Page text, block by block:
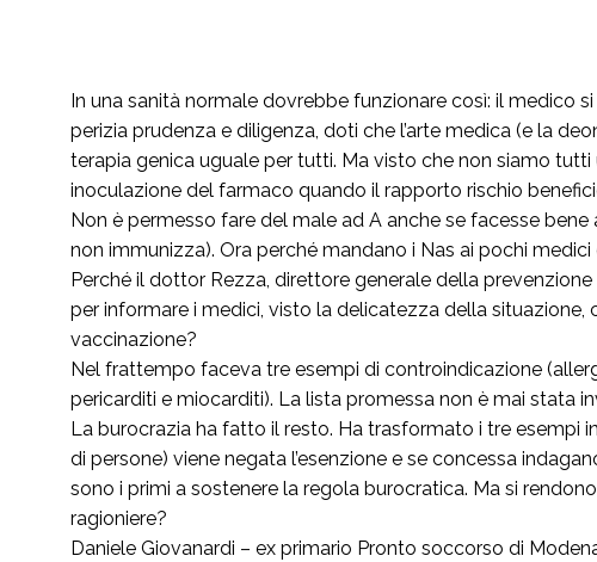
In una sanità normale dovrebbe funzionare così: il medico
perizia prudenza e diligenza, doti che l’arte medica (e la
terapia genica uguale per tutti. Ma visto che non siamo
inoculazione del farmaco quando il rapporto rischio
Non è permesso fare del male ad A anche se facesse
non immunizza). Ora perché mandano i Nas ai pochi
Perché il dottor Rezza, direttore generale della
per informare i medici, visto la delicatezza della
vaccinazione?
Nel frattempo faceva tre esempi di controindicazione
pericarditi e miocarditi). La lista promessa non è mai stata
La burocrazia ha fatto il resto. Ha trasformato i tre esempi
di persone) viene negata l’esenzione e se concessa
sono i primi a sostenere la regola burocratica. Ma si
ragioniere?
Daniele Giovanardi – ex primario Pronto soccorso di